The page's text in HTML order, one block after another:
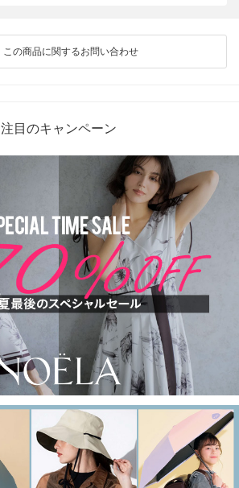
この商品に関するお問い合わせ
注目のキャンペーン